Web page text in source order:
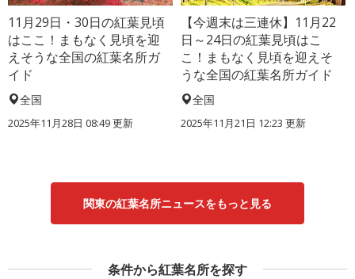
11月29日・30日の紅葉見頃
はここ！まもなく見頃を迎
えそうな全国の紅葉名所ガ
イド
全国
2025年11月28日 08:49 更新
【今週末は三連休】11月22
日～24日の紅葉見頃はこ
こ！まもなく見頃を迎えそ
うな全国の紅葉名所ガイド
全国
2025年11月21日 12:23 更新
関東の紅葉名所ニュースをもっと見る
条件から紅葉名所を探す